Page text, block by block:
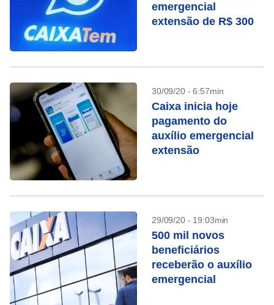
emergencial
extensão de R$ 300
30/09/20 - 6:57min
Caixa inicia hoje
pagamento do
auxílio emergencial
extensão
29/09/20 - 19:03min
500 mil novos
beneficiários
receberão o auxílio
emergencial